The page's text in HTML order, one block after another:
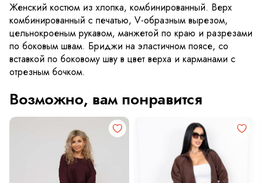
Женский костюм из хлопка, комбинированный. Верх
комбинированный с печатью, V-образным вырезом,
цельнокроеным рукавом, манжетой по краю и разрезами
по боковым швам. Бриджи на эластичном поясе, со
вставкой по боковому шву в цвет верха и карманами с
отрезным бочком.
Возможно, вам понравится